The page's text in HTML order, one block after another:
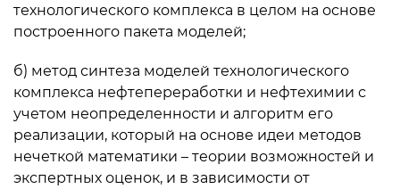
технологического комплекса в целом на основе
построенного пакета моделей;
б) метод синтеза моделей технологического
комплекса нефтепереработки и нефтехимии с
учетом неопределенности и алгоритм его
реализации, который на основе идеи методов
нечеткой математики – теории возможностей и
экспертных оценок, и в зависимости от